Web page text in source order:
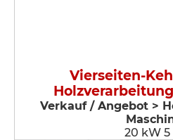
Vierseiten-
Verkauf / Angebot >
20 kW